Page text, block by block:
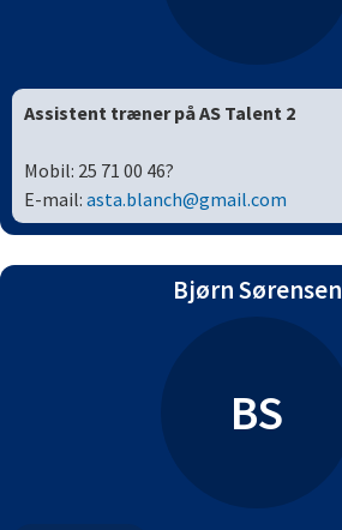
Assistent træner på AS Talent 2
Mobil: 25 71 00 46?
E-mail: asta.blanch@gmail.com
Bjørn Sørensen
BS